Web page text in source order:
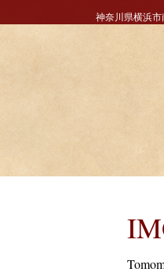
神奈川県横浜市